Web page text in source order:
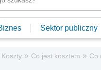
Sektor publiczny
Koszty » Co jest kosztem » Co